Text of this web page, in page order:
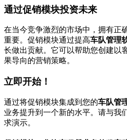
通过促销模块投资未来
在当今竞争激烈的市场中，拥有正
重要。促销模块通过提高车队管理
长做出贡献。它可以帮助您创建以
果导向的营销策略。
立即开始！
通过将促销模块集成到您的车队管
业务提升到一个新的水平。请与我
求演示。